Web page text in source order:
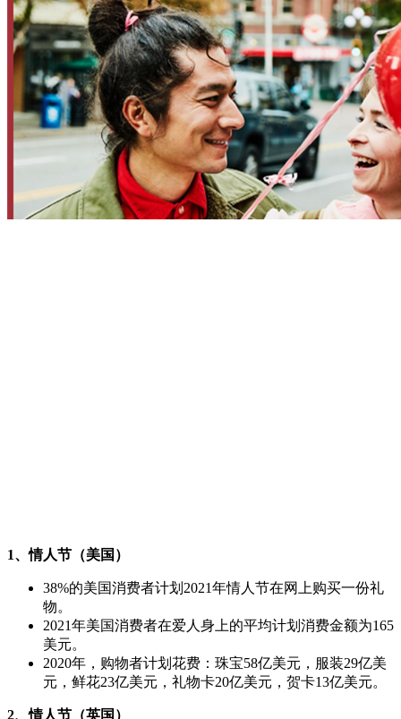
1、情人节（美国）
38%的美国消费者计划2021年情人节在网上购买一份礼
物。
2021年美国消费者在爱人身上的平均计划消费金额为165
美元。
2020年，购物者计划花费：珠宝58亿美元，服装29亿美
元，鲜花23亿美元，礼物卡20亿美元，贺卡13亿美元。
2、情人节（英国）